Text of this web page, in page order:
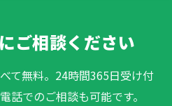
ご相談ください
て無料。24時間365日受け付
話でのご相談も可能です。